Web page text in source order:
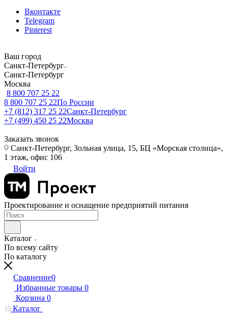
Вконтакте
Telegram
Pinterest
Ваш город
Санкт-Петербург
Санкт-Петербург
Москва
8 800 707 25 22
8 800 707 25 22По России
+7 (812) 317 25 22Санкт-Петербург
+7 (499) 450 25 22Москва
Заказать звонок
Санкт-Петербург, Зольная улица, 15, БЦ «Морская столица»,
1 этаж, офис 106
Войти
Проектирование и оснащение предприятий питания
Каталог
По всему сайту
По каталогу
Сравнение0
Избранные товары 0
Корзина 0
Каталог